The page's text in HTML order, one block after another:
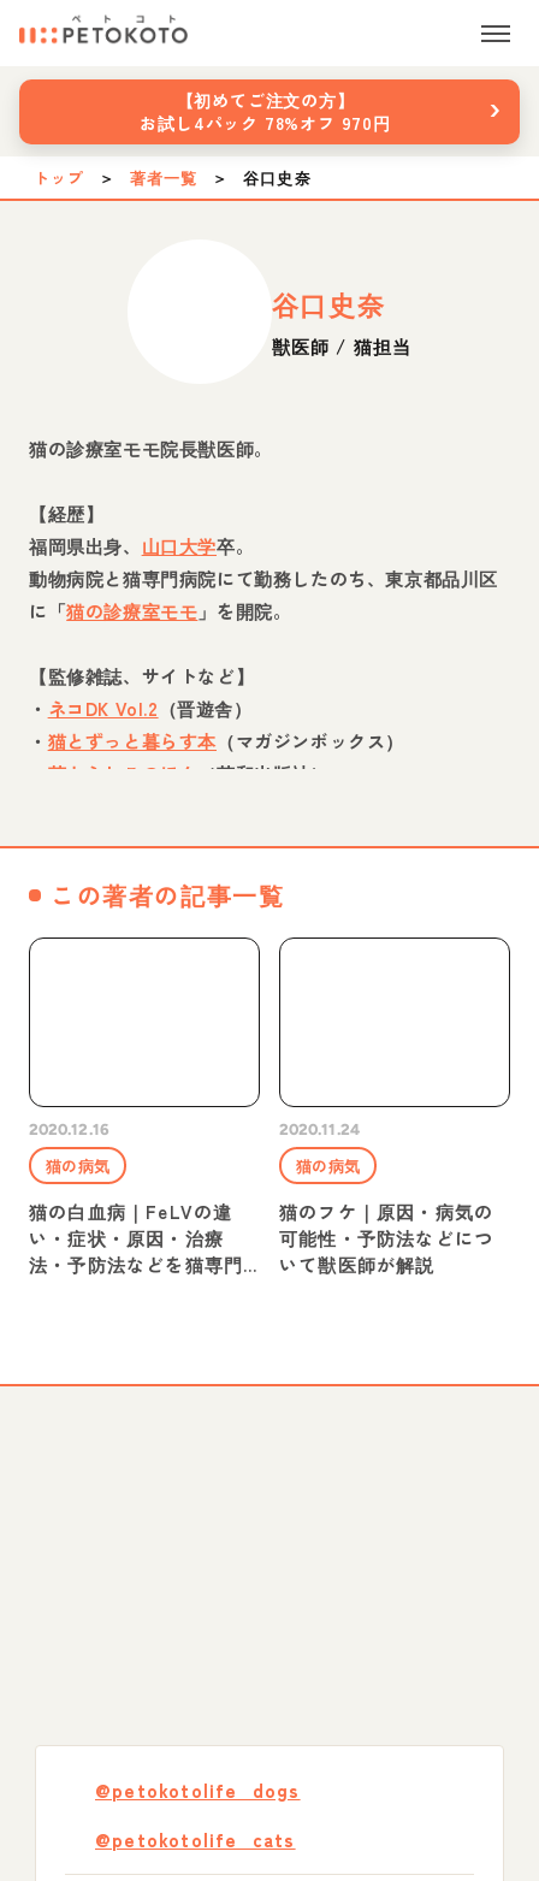
【初めてご注文の方】
お試し4パック 78%オフ 970円
›
トップ ＞ 著者一覧 ＞ 谷口史奈
谷口史奈
獣医師 / 猫担当
猫の診療室モモ院長獣医師。
【経歴】
福岡県出身、 山口大学卒。
動物病院と猫専門病院にて勤務したのち、東京都品川区
に「猫の診療室モモ 」を開院。
【監修雑誌、サイトなど】
・ ネコDK Vol.2 （晋遊舎）
・ 猫とずっと暮らす本 （マガジンボックス）
茶とらねこのほん
（英和出版社）
この著者の記事一覧
2020.12.16
猫の病気
猫の白血病｜FeLVの違
い・症状・原因・治療
法・予防法などを猫専門
2020.11.24
猫の病気
猫のフケ｜原因・病気の
可能性・予防法などにつ
いて獣医師が解説
@petokotolife_dogs
@petokotolife_cats